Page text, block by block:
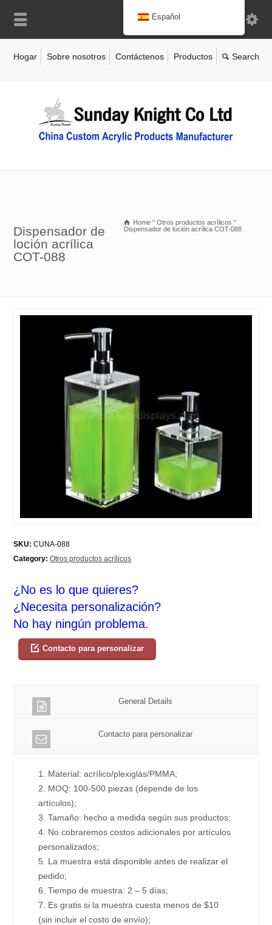
Hogar Sobre nosotros Contáctenos Productos
Dispensador de
loción acrílica
COT-088
Home " Otros productos acrílicos "
Dispensador de loción acrílica COT-088
SKU: CUNA-088
Category: Otros productos acrílicos
¿No es lo que quieres?
¿Necesita personalización?
No hay ningún problema.
Contacto para personalizar
General Details
Contacto para personalizar
1. Material: acrílico/plexiglás/PMMA;
2. MOQ: 100-500 piezas (depende de los
artículos);
3. Tamaño: hecho a medida según sus productos;
4. No cobraremos costos adicionales por artículos
personalizados;
5. La muestra está disponible antes de realizar el
pedido;
6. Tiempo de muestra: 2 – 5 días;
7. Es gratis si la muestra cuesta menos de $10
(sin incluir el costo de envío);
Español